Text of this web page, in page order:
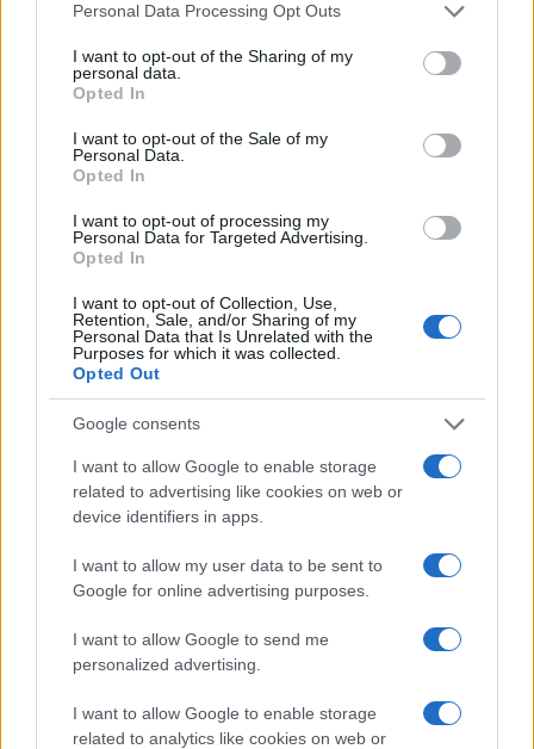
Please note that this website/app uses one or more Google
not limited to your visit or usage behaviour. You may click to
grant or deny consent to Google and its third-party tags to
use your data for below specified purposes in below Google
consent section.
Personal Data Processing Opt Outs
I want to opt-out of the Sharing of my
personal data.
Opted In
I want to opt-out of the Sale of my
Personal Data.
Opted In
I want to opt-out of processing my
Personal Data for Targeted Advertising.
Opted In
I want to opt-out of Collection, Use,
Retention, Sale, and/or Sharing of my
Personal Data that Is Unrelated with the
Purposes for which it was collected.
Opted Out
Google consents
I want to allow Google to enable storage
related to advertising like cookies on web or
device identifiers in apps.
I want to allow my user data to be sent to
Google for online advertising purposes.
I want to allow Google to send me
personalized advertising.
I want to allow Google to enable storage
related to analytics like cookies on web or
Ajvé: őrizetbe vettek Amszterdamban
Reakciók
Geert Wilders, az ország legnagyobb politikai
és a kormány koalíciós partnere a hírre úgy
reagált, hogy azX-enközzétett egy képet
Benjámin Netanjahu izraeli miniszterelnökkel
Izraelben folytatott találkozójáról. Wilders
egyetlen szót írt: „Izrael”, amelyet egy szív
emoji követett.
Az Izrael-ellenes szervezetek, köztük a Pax
Christi, ünnepelték a lépést, és keményebb
fellépést követeltek Izrael ellen.